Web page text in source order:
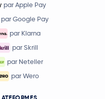
par Apple Pay
par Google Pay
par Klarna
par Skrill
par Neteller
par Wero